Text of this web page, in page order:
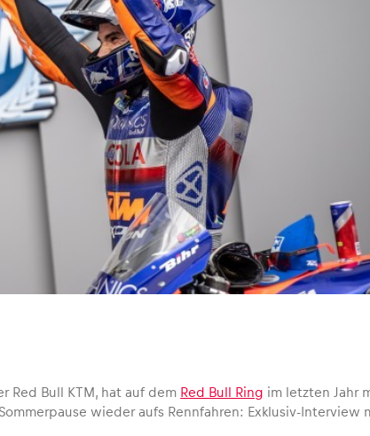
Red Bull KTM, hat auf dem Red Bull Ring im letzten Jahr
wieder aufs Rennfahren: Exklusiv-Interview